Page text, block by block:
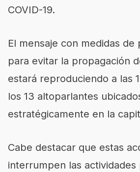
COVID-19.
El mensaje con medidas de
para evitar la propagación
estará reproduciendo a las
los 13 altoparlantes
estratégicamente en la
Cabe destacar que estas
interrumpen las actividades